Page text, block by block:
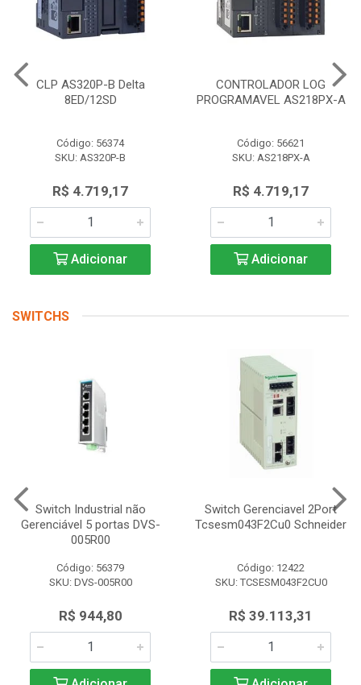
CLP AS320P-B Delta
8ED/12SD
Código: 56374
SKU: AS320P-B
R$ 4.719,17
Adicionar
CONTROLADOR LOG
PROGRAMAVEL AS218PX-A
Código: 56621
SKU: AS218PX-A
R$ 4.719,17
Adicionar
SWITCHS
Switch Industrial não
Gerenciável 5 portas DVS-
005R00
Código: 56379
SKU: DVS-005R00
R$ 944,80
Switch Gerenciavel 2Port
Tcsesm043F2Cu0 Schneider
Código: 12422
SKU: TCSESM043F2CU0
R$ 39.113,31